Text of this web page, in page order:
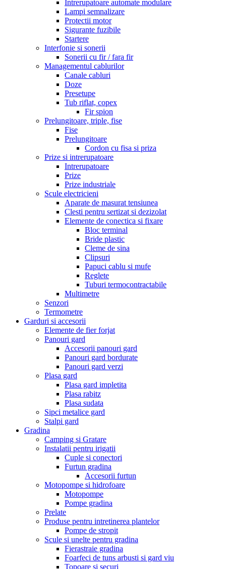
Intrerupatoare automate modulare
Lampi semnalizare
Protectii motor
Sigurante fuzibile
Startere
Interfonie si sonerii
Sonerii cu fir / fara fir
Managementul cablurilor
Canale cabluri
Doze
Presetupe
Tub riflat, copex
Fir spion
Prelungitoare, triple, fise
Fise
Prelungitoare
Cordon cu fisa si priza
Prize si intrerupatoare
Intrerupatoare
Prize
Prize industriale
Scule electricieni
Aparate de masurat tensiunea
Clesti pentru sertizat si dezizolat
Elemente de conectica si fixare
Bloc terminal
Bride plastic
Cleme de sina
Clipsuri
Papuci cablu si mufe
Reglete
Tuburi termocontractabile
Multimetre
Senzori
Termometre
Garduri si accesorii
Elemente de fier forjat
Panouri gard
Accesorii panouri gard
Panouri gard bordurate
Panouri gard verzi
Plasa gard
Plasa gard impletita
Plasa rabitz
Plasa sudata
Sipci metalice gard
Stalpi gard
Gradina
Camping si Gratare
Instalatii pentru irigatii
Cuple si conectori
Furtun gradina
Accesorii furtun
Motopompe si hidrofoare
Motopompe
Pompe gradina
Prelate
Produse pentru intretinerea plantelor
Pompe de stropit
Scule si unelte pentru gradina
Fierastraie gradina
Foarfeci de tuns arbusti si gard viu
Topoare și securi